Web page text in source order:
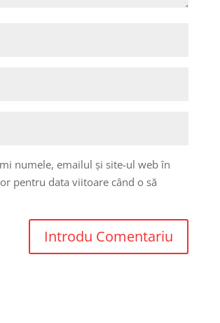
numele, emailul și site-ul web în
pentru data viitoare când o să